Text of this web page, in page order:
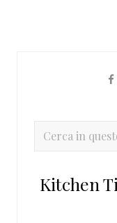
Cerca
sito
Kitchen